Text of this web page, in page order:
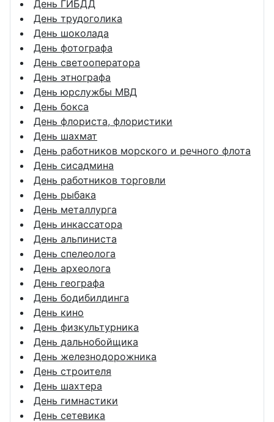
День ГИБДД
День трудоголика
День шоколада
День фотографа
День светооператора
День этнографа
День юрслужбы МВД
День бокса
День флориста, флористики
День шахмат
День работников морского и речного флота
День сисадмина
День работников торговли
День рыбака
День металлурга
День инкассатора
День альпиниста
День спелеолога
День археолога
День географа
День бодибилдинга
День кино
День физкультурника
День дальнобойщика
День железнодорожника
День строителя
День шахтера
День гимнастики
День сетевика